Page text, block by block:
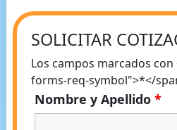
SOLICITAR
Los campos marcados
forms-req-symbol">*</
Nombre y Apellido *